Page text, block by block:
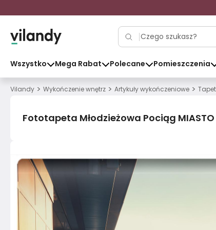
Wszystko Mega Rabat Polecane Pomieszczenia
Vilandy > Wykończenie wnętrz > Artykuły wykończeniowe >
Fototapeta Młodzieżowa Pociąg